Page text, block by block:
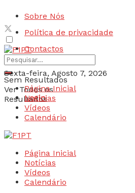
Sobre Nós
Política de privacidade
Contactos
Sexta-feira, Agosto 7, 2026
Login
Sem Resultados
Ver Todos os
Resultados
Página Inicial
Notícias
Vídeos
Calendário
Página Inicial
Notícias
Vídeos
Calendário